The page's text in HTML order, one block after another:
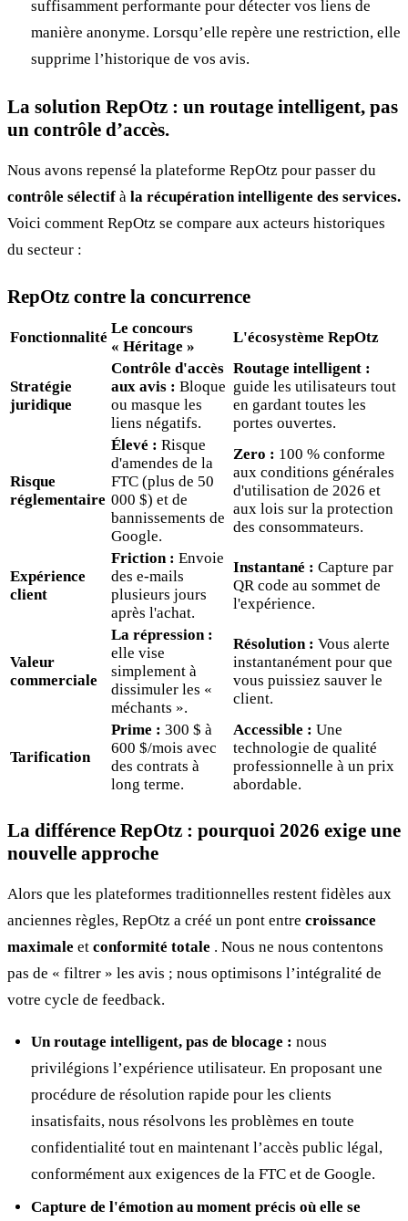
suffisamment performante pour détecter vos liens de
manière anonyme. Lorsqu’elle repère une restriction, elle
supprime l’historique de vos avis.
La solution RepOtz : un routage intelligent, pas
un contrôle d’accès.
Nous avons repensé la plateforme RepOtz pour passer du
contrôle sélectif à la récupération intelligente des services.
Voici comment RepOtz se compare aux acteurs historiques
du secteur :
RepOtz contre la concurrence
Fonctionnalité
Le concours
« Héritage »
L'écosystème RepOtz
Stratégie
juridique
Contrôle d'accès
aux avis : Bloque
ou masque les
liens négatifs.
Routage intelligent :
guide les utilisateurs tout
en gardant toutes les
portes ouvertes.
Risque
réglementaire
Élevé : Risque
d'amendes de la
FTC (plus de 50
000 $) et de
bannissements de
Google.
Zero : 100 % conforme
aux conditions générales
d'utilisation de 2026 et
aux lois sur la protection
des consommateurs.
Expérience
client
Friction : Envoie
des e-mails
plusieurs jours
après l'achat.
Instantané : Capture par
QR code au sommet de
l'expérience.
Valeur
commerciale
La répression :
elle vise
simplement à
dissimuler les «
méchants ».
Résolution : Vous alerte
instantanément pour que
vous puissiez sauver le
client.
Tarification
Prime : 300 $ à
600 $/mois avec
des contrats à
long terme.
Accessible : Une
technologie de qualité
professionnelle à un prix
abordable.
La différence RepOtz : pourquoi 2026 exige une
nouvelle approche
Alors que les plateformes traditionnelles restent fidèles aux
anciennes règles, RepOtz a créé un pont entre croissance
maximale et conformité totale . Nous ne nous contentons
pas de « filtrer » les avis ; nous optimisons l’intégralité de
votre cycle de feedback.
Un routage intelligent, pas de blocage : nous
privilégions l’expérience utilisateur. En proposant une
procédure de résolution rapide pour les clients
insatisfaits, nous résolvons les problèmes en toute
confidentialité tout en maintenant l’accès public légal,
conformément aux exigences de la FTC et de Google.
Capture de l'émotion au moment précis où elle se